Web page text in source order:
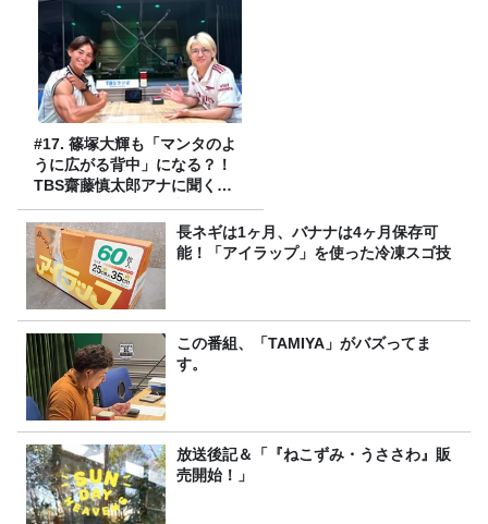
#17. 篠塚大輝も「マンタのよ
うに広がる背中」になる？！
TBS齋藤慎太郎アナに聞くメ
ンズフィジークの魅力！！
長ネギは1ヶ月、バナナは4ヶ月保存可
能！「アイラップ」を使った冷凍スゴ技
この番組、「TAMIYA」がバズってま
す。
放送後記＆「『ねこずみ・うささわ』販
売開始！」